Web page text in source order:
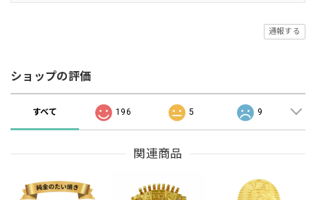
通報する
ショップの評価
すべて 196 5 9
関連商品